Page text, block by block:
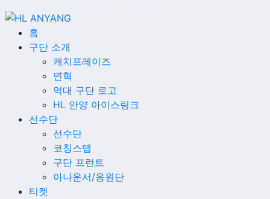
홈
구단 소개
캐치프레이즈
연혁
역대 구단 로고
HL 안양 아이스링크
선수단
선수단
코칭스텝
구단 프런트
아나운서/응원단
티켓